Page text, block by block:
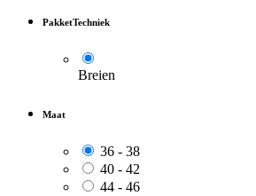
PakketTechniek
Breien
Maat
36 - 38
40 - 42
44 - 46